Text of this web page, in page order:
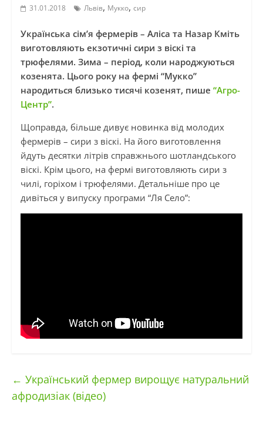
31.01.2018 Львів, Мукко, сир
Українська сім’я фермерів – Аліса та Назар Кміть
виготовляють екзотичні сири з віскі та
трюфелями. Зима – період, коли народжуються
козенята. Цього року на фермі “Мукко”
народиться близько тисячі козенят, пише “Агро-
Центр”.
Щоправда, більше дивує новинка від молодих
фермерів – сири з віскі. На його виготовлення
йдуть десятки літрів справжнього шотландського
віскі. Крім цього, на фермі виготовляють сири з
чилі, горіхом і трюфелями. Детальніше про це
дивіться у випуску програми “Ля Село”:
← Український фермер вирощує натуральний
афродизіак (відео)